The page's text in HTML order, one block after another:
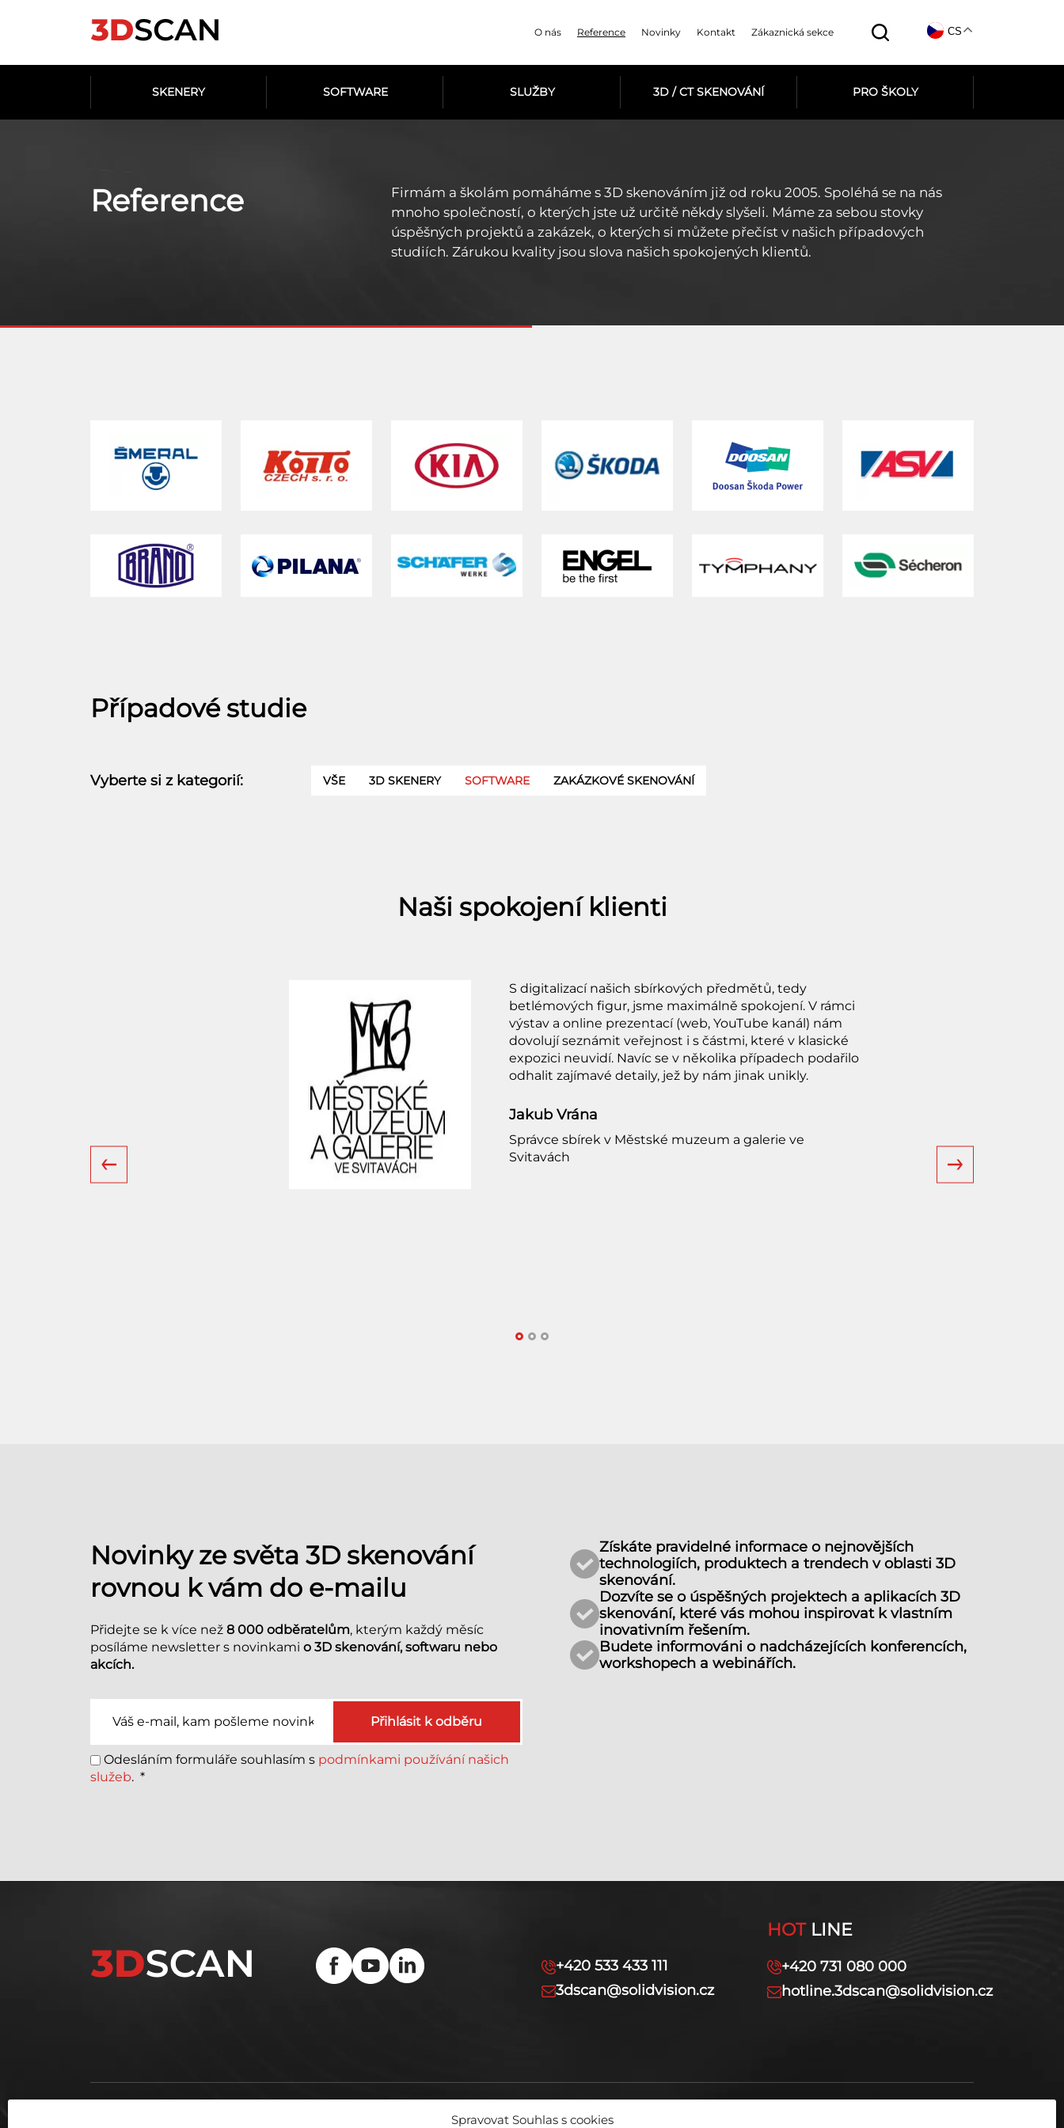
Spravovat Souhlas s cookies
O nás Reference Novinky Kontakt Zákaznická sekce CS
SKENERY SOFTWARE SLUŽBY 3D / CT SKENOVÁNÍ PRO ŠKOLY
Reference
Firmám a školám pomáháme s 3D skenováním již od roku 2005. Spoléhá se na nás
mnoho společností, o kterých jste už určitě někdy slyšeli. Máme za sebou stovky
úspěšných projektů a zakázek, o kterých si můžete přečíst v našich případových
studiích. Zárukou kvality jsou slova našich spokojených klientů.
Případové studie
Vyberte si z kategorií: VŠE 3D SKENERY SOFTWARE ZAKÁZKOVÉ SKENOVÁNÍ
Naši spokojení klienti
S digitalizací našich sbírkových předmětů, tedy
betlémových figur, jsme maximálně spokojení. V rámci
výstav a online prezentací (web, YouTube kanál) nám
dovolují seznámit veřejnost i s částmi, které v klasické
expozici neuvidí. Navíc se v několika případech podařilo
odhalit zajímavé detaily, jež by nám jinak unikly.
Jakub Vrána
Správce sbírek v Městské muzeum a galerie ve
Svitavách
Novinky ze světa 3D skenování
rovnou k vám do e-mailu
Přidejte se k více než 8 000 odběratelům, kterým každý měsíc
posíláme newsletter s novinkami o 3D skenování, softwaru nebo
akcích.
Přihlásit k odběru
Odesláním formuláře souhlasím s podmínkami používání našich
služeb. *
Získáte pravidelné informace o nejnovějších
technologiích, produktech a trendech v oblasti 3D
skenování.
Dozvíte se o úspěšných projektech a aplikacích 3D
skenování, které vás mohou inspirovat k vlastním
inovativním řešením.
Budete informováni o nadcházejících konferencích,
workshopech a webinářích.
+420 533 433 111
3dscan@solidvision.cz
HOT LINE
+420 731 080 000
hotline.3dscan@solidvision.cz